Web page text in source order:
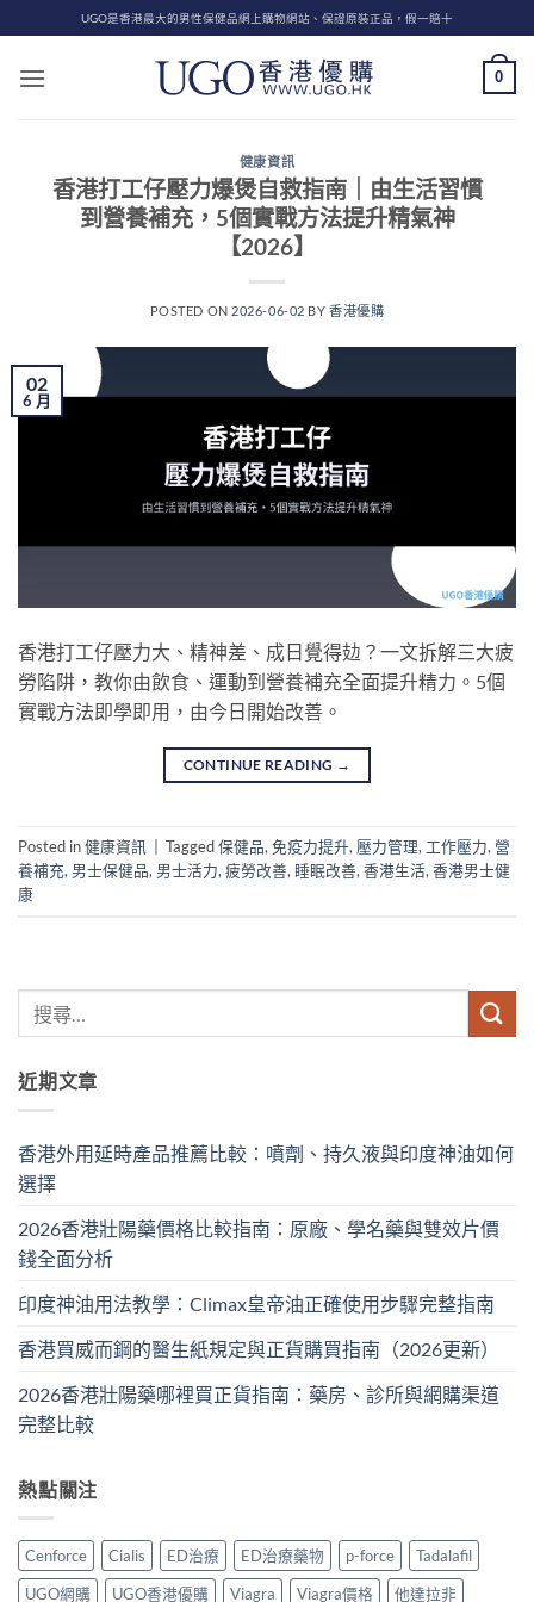
to
content
UGO是香港最大的男性保健品網上購物網站、保證原裝正品，假一賠十
0
健康資訊
香港打工仔壓力爆煲自救指南｜由生活習慣
到營養補充，5個實戰方法提升精氣神
【2026】
POSTED ON 2026-06-02 BY香港優購
02
6 月
香港打工仔壓力大、精神差、成日覺得攰？一文拆解三大疲
勞陷阱，教你由飲食、運動到營養補充全面提升精力。5個
實戰方法即學即用，由今日開始改善。
CONTINUE READING →
Posted in健康資訊 Tagged保健品,免疫力提升, 壓力管理, 工作壓力,營
養補充, 男士保健品, 男士活力,疲勞改善, 睡眠改善,香港生活,香港男士健
康
近期文章
香港外用延時產品推薦比較：噴劑、持久液與印度神油如何
選擇
2026香港壯陽藥價格比較指南：原廠、學名藥與雙效片價
錢全面分析
印度神油用法教學：Climax皇帝油正確使用步驟完整指南
香港買威而鋼的醫生紙規定與正貨購買指南（2026更新）
2026香港壯陽藥哪裡買正貨指南：藥房、診所與網購渠道
完整比較
熱點關注
Cenforce Cialis ED治療 ED治療藥物 p-force
Tadalafil
UGO網購
UGO香港優購 Viagra Viagra價格 他達拉非